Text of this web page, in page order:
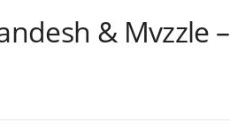
& Mvzzle –